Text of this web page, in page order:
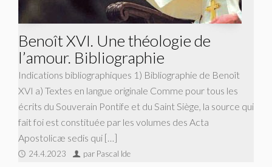
Benoît XVI. Une théologie de
l’amour. Bibliographie
Indications bibliographiques 1) Bibliographie de Benoît
XVI a) Textes en langue originale Comme pour tous les
écrits du Souverain Pontife et du Saint Siège, la source qui
fait foi est constituée par les volumes des Acta
Apostolicæ sedis qui […]
24.4.2023 par Pascal Ide